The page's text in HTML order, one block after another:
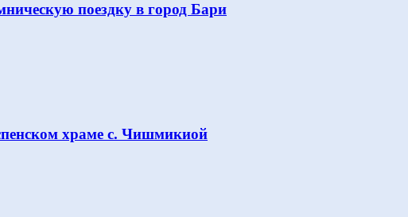
поездку в город Бари
храме с. Чишмикиой